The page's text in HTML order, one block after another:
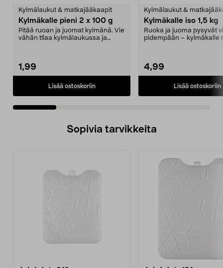
Kylmälaukut & matkajääkaapit
Kylmäkalle pieni 2 x 100 g
Pitää ruoan ja juomat kylmänä. Vie
vähän tilaa kylmälaukussa ja
1,99
Lisää ostoskoriin
Kylmälaukut &
Kylmäkalle iso 1,5 kg
Ruoka ja juoma pysyvät
pidempään – kylmäkalle
4,99
Lisää ostoskoriin
Sopivia tarvikkeita